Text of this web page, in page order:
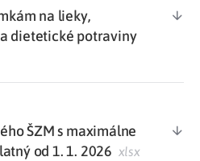
na lieky,
dietetické potraviny
ŠZM s maximálne
od 1. 1. 2026 xlsx